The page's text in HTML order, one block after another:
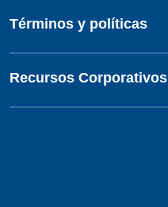
Términos y políticas
Recursos Corporativos